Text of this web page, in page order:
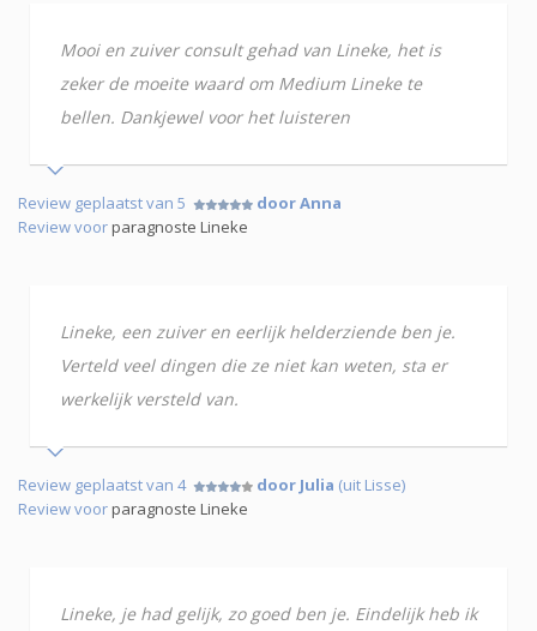
Mooi en zuiver consult gehad van Lineke, het is
zeker de moeite waard om Medium Lineke te
bellen. Dankjewel voor het luisteren
Review geplaatst van 5
door Anna
Review voorparagnoste Lineke
Lineke, een zuiver en eerlijk helderziende ben je.
Verteld veel dingen die ze niet kan weten, sta er
werkelijk versteld van.
Review geplaatst van 4 door Julia (uit Lisse)
Review voorparagnoste Lineke
Lineke, je had gelijk, zo goed ben je. Eindelijk heb ik